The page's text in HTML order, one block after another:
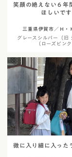
笑顔の絶えない６年
ほしいです
三重県伊賀市／Ｈ・
グレースシルバー（旧
（ローズピンク
微に入り細に入った